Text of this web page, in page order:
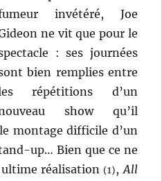
invétéré, Joe
ne vit que pour le
: ses journées
bien remplies entre
répétitions d’un
show qu’il
montage difficile d’un
up… Bien que ce ne
réalisation(1),All